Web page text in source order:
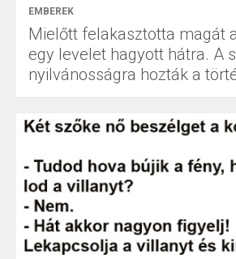
EMBEREK
Mielőtt felakasztotta magát
egy levelet hagyott hátra. A
nyilvánosságra hozták a